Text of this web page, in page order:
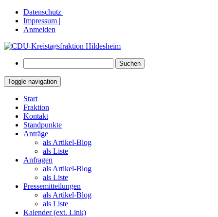
Datenschutz |
Impressum |
Anmelden
nach:
Toggle navigation
Springe
zum
Inhalt
Start
Fraktion
Kontakt
Standpunkte
Anträge
als Artikel-Blog
als Liste
Anfragen
als Artikel-Blog
als Liste
Pressemitteilungen
als Artikel-Blog
als Liste
Kalender (ext. Link)